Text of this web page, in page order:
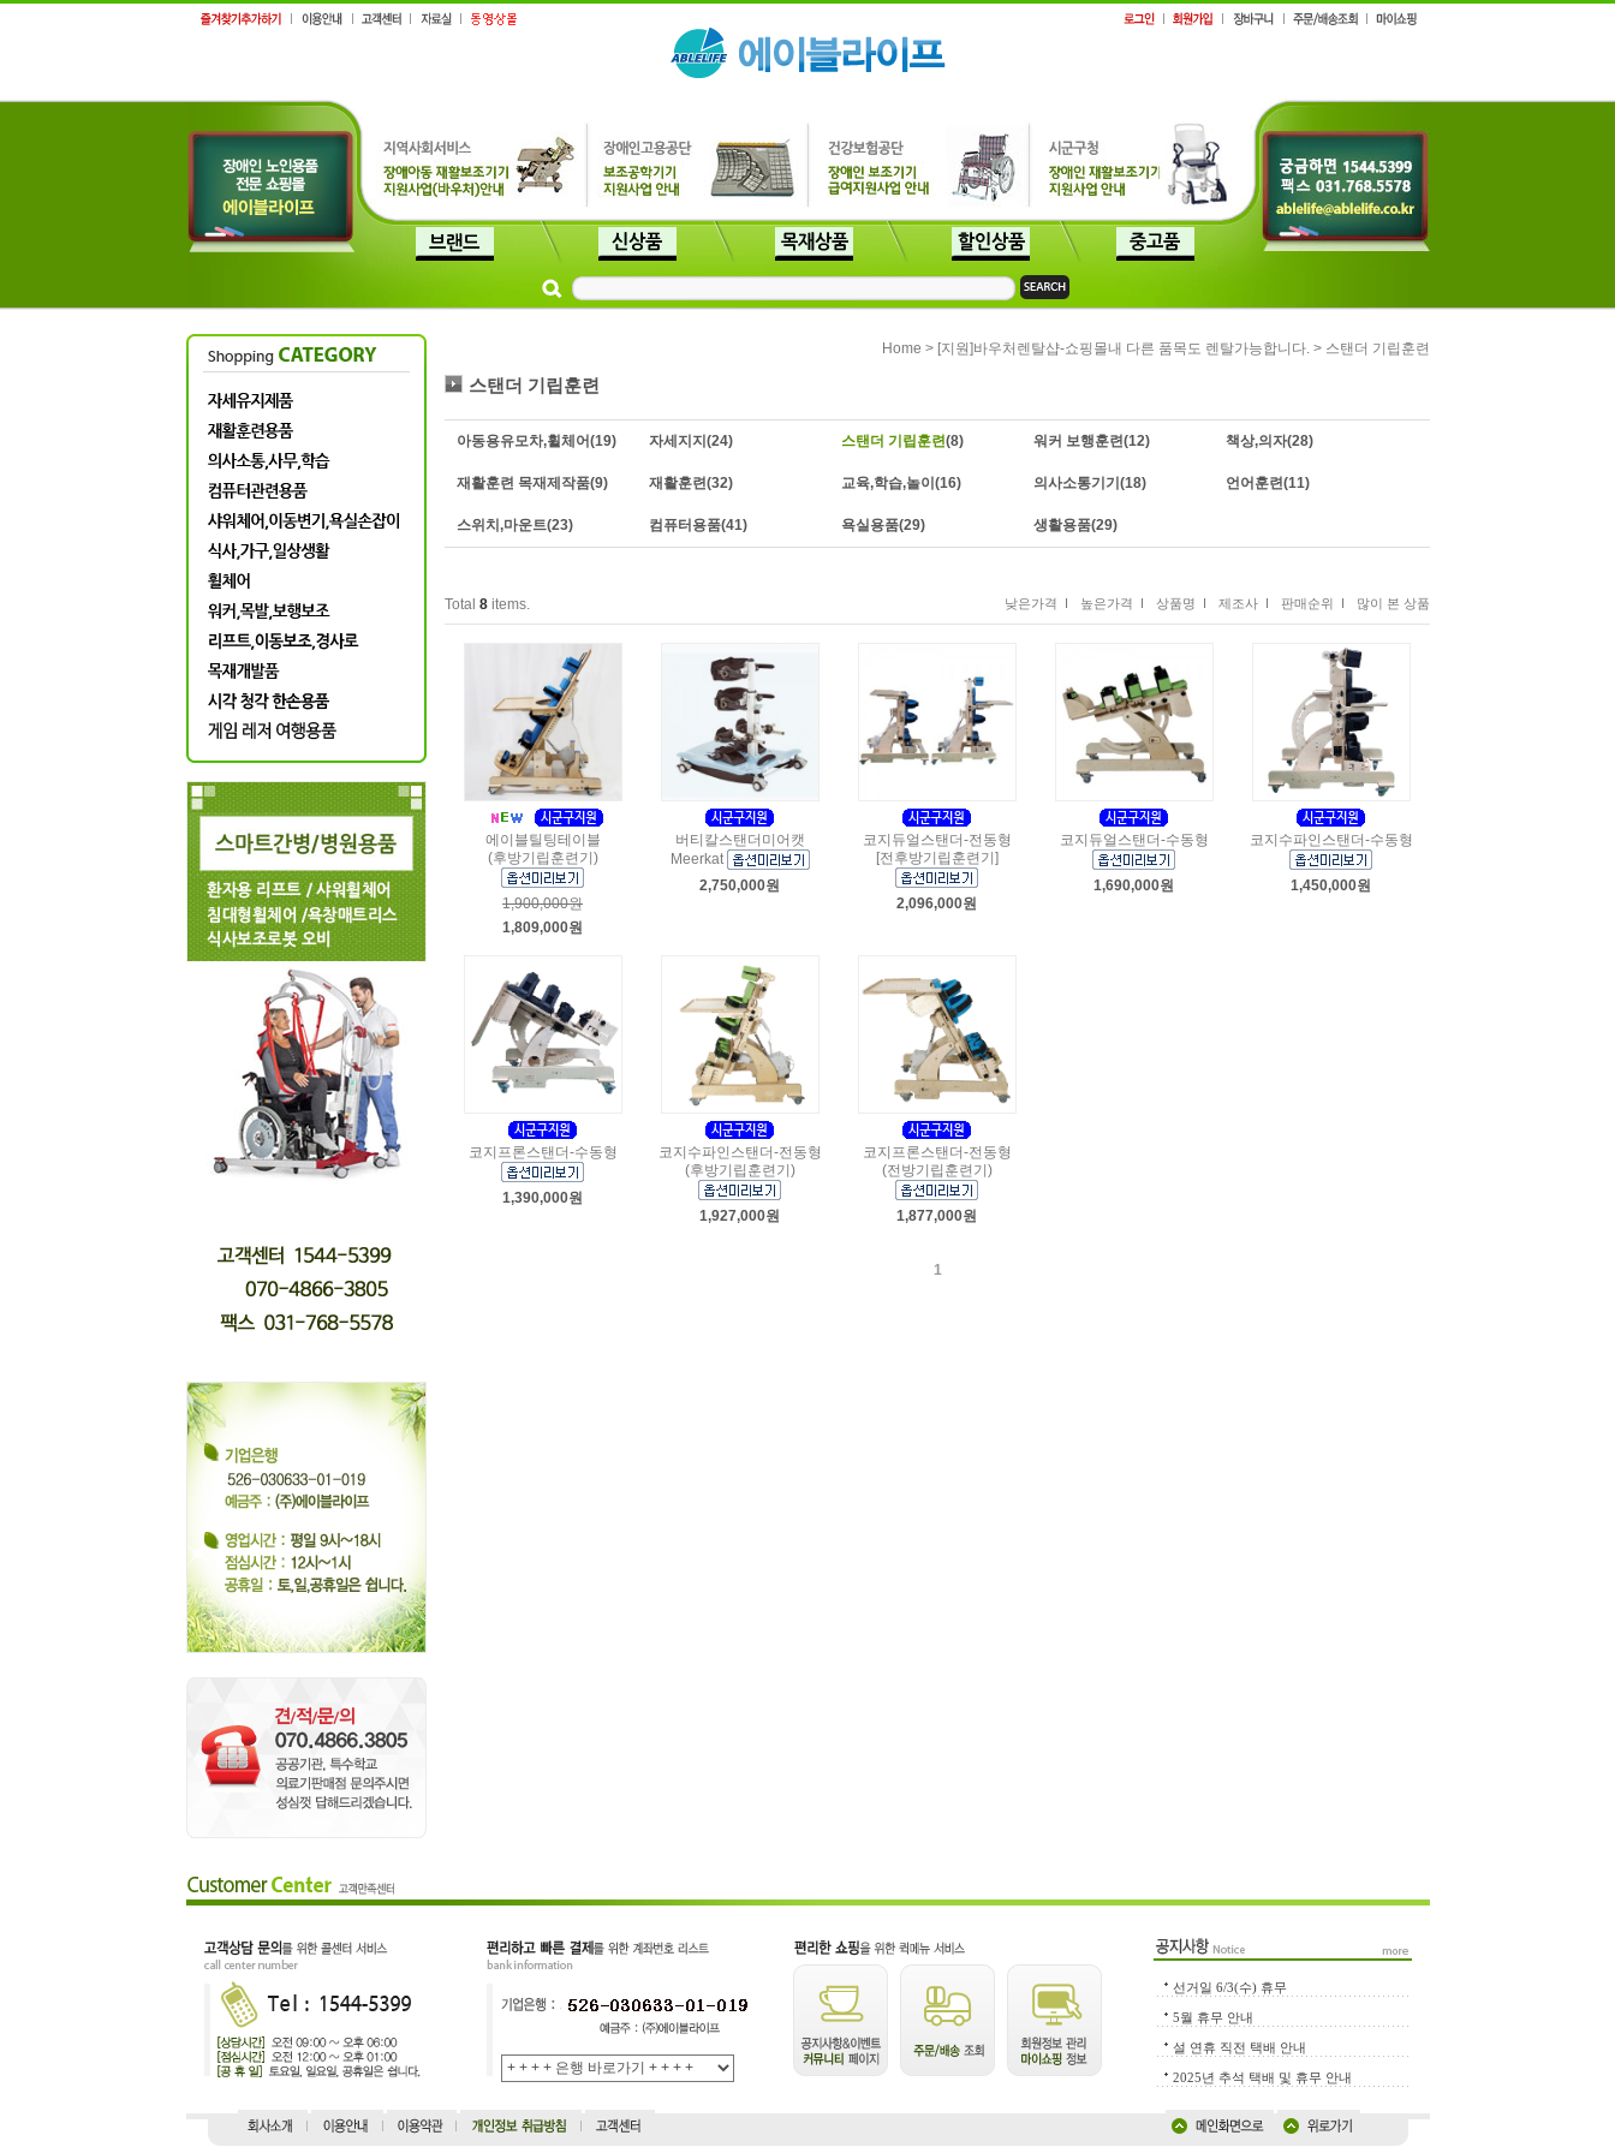
Home > [지원]바우처렌탈샵-쇼핑몰내 다른 품목도 렌탈가능합니다.> 스탠더 기립훈련
스탠더 기립훈련
아동용유모차,휠체어(19) 자세지지 (24) 스탠더 기립훈련(8) 워커 보행훈련(12) 책상,의자(28)
재활훈련 목재제작품(9) 재활훈련(32) 교육,학습,놀이 (16) 의사소통기기 (18) 언어훈련(11)
스위치,마운트(23) 컴퓨터용품(41) 욕실용품(29) 생활용품(29)
Total 8items. 낮은가격 I 높은가격 I 상품명 I 제조사 I 판매순위 I 많이 본 상품
에이블틸팅테이블
(후방기립훈련기)
1,900,000원
1,809,000원
버티칼스탠더미어캣
Meerkat
2,750,000원
코지듀얼스탠더-전동형
[전후방기립훈련기]
2,096,000원
코지듀얼스탠더-수동형
1,690,000원
코지수파인스탠더-수동형
1,450,000원
코지프론스탠더-수동형
1,390,000원
코지수파인스탠더-전동형
(후방기립훈련기)
1,927,000원
코지프론스탠더-전동형
(전방기립훈련기)
1,877,000원
1
선거일 6/3(수) 휴무
5월 휴무 안내
설 연휴 직전 택배 안내
2025년 추석 택배 및 휴무 안내